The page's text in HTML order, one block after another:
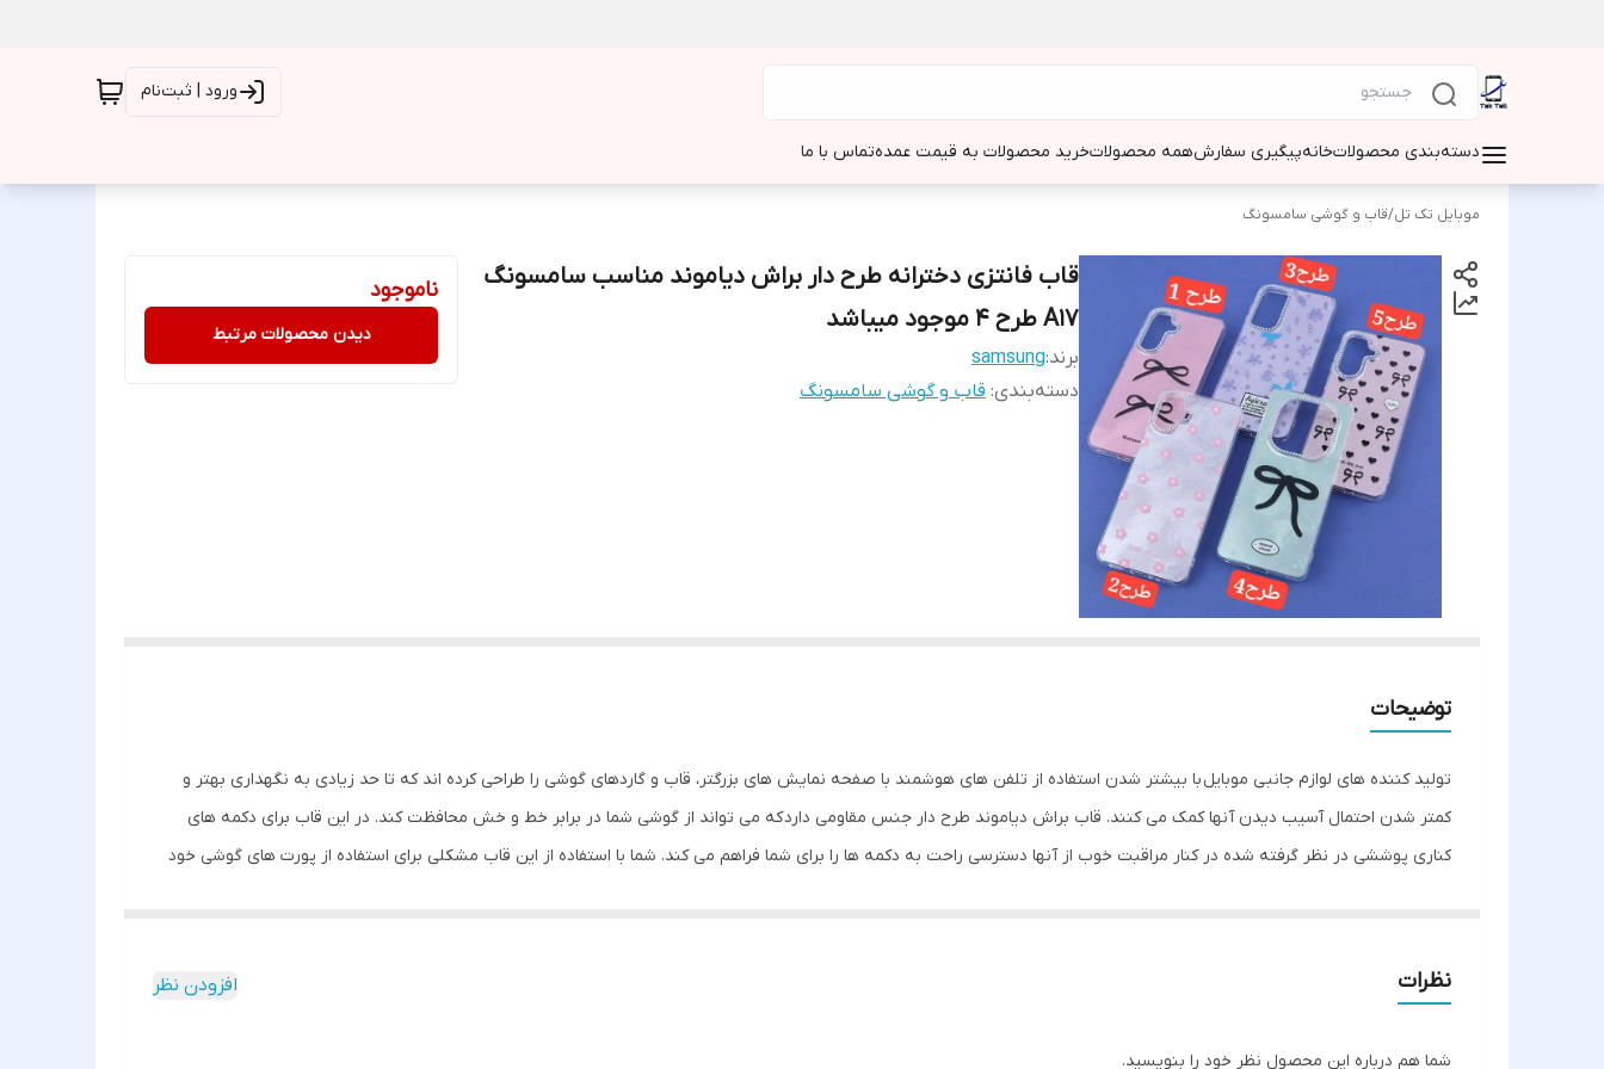
ورود | ثبت‌نام
دسته‌بندی محصولاتخانهپیگیری سفارشهمه محصولاتخرید محصولات به قیمت عمدهتماس با ما
موبایل تک تل/قاب و گوشی سامسونگ
قاب فانتزی دخترانه طرح دار براش دیاموند مناسب سامسونگ
A17 طرح 4 موجود ميباشد
برند:samsung
دسته‌بندی: قاب و گوشی سامسونگ
ناموجود
دیدن محصولات مرتبط
توضیحات
تولید کننده های لوازم جانبی موبایل با بیشتر شدن استفاده از تلفن های هوشمند با صفحه نمایش های بزرگتر، قاب و گاردهای گوشی را طراحی کرده اند که تا حد زیادی به نگهداری بهتر و
کمتر شدن احتمال آسیب دیدن آنها کمک می کنند. قاب براش دیاموند طرح دار جنس مقاومی دارد که می تواند از گوشی شما در برابر خط و خش محافظت کند. در این قاب برای دکمه های
کناری پوششی در نظر گرفته شده در کنار مراقبت خوب از آنها دسترسی راحت به دکمه ها را برای شما فراهم می کند. شما با استفاده از این قاب مشکلی برای استفاده از پورت های گوشی خود
نظرات افزودن نظر
شما هم درباره این محصول نظر خود را بنویسید.